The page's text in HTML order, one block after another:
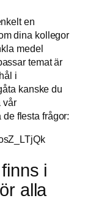
en
dina kollegor
medel
temat är
i
kanske du
vår
flesta frågor:
i
alla